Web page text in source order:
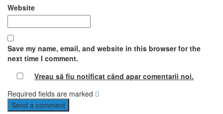
Website
Save my name, email, and website in this browser for the
next time I comment.
Vreau să fiu notificat când apar comentarii noi.
Required fields are marked